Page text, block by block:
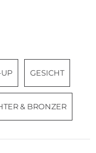
GESICHT
& BRONZER